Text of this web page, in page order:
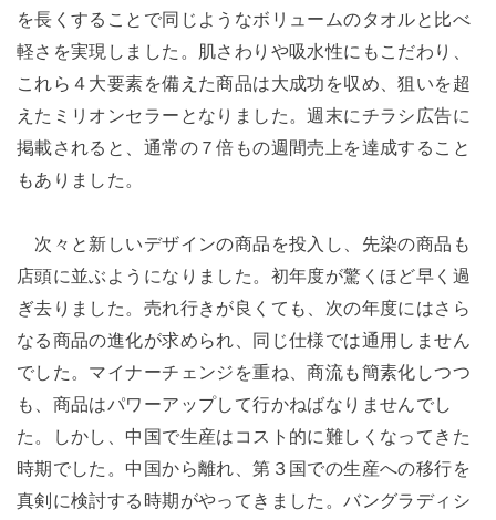
を長くすることで同じようなボリュームのタオルと比べ
軽さを実現しました。肌さわりや吸水性にもこだわり、
これら４大要素を備えた商品は大成功を収め、狙いを超
えたミリオンセラーとなりました。週末にチラシ広告に
掲載されると、通常の７倍もの週間売上を達成すること
もありました。
次々と新しいデザインの商品を投入し、先染の商品も
店頭に並ぶようになりました。初年度が驚くほど早く過
ぎ去りました。売れ行きが良くても、次の年度にはさら
なる商品の進化が求められ、同じ仕様では通用しません
でした。マイナーチェンジを重ね、商流も簡素化しつつ
も、商品はパワーアップして行かねばなりませんでし
た。しかし、中国で生産はコスト的に難しくなってきた
時期でした。中国から離れ、第３国での生産への移行を
真剣に検討する時期がやってきました。バングラディシ